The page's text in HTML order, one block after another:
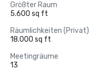
Größter Raum
5.600 sq ft
Räumlichkeiten (Privat)
18.000 sq ft
Meetingräume
13